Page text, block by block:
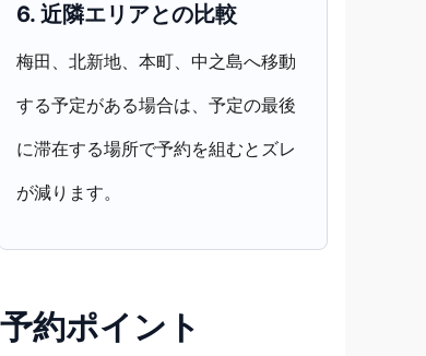
6. 近隣エリアとの比較
梅田、北新地、本町、中之島へ移動
する予定がある場合は、予定の最後
に滞在する場所で予約を組むとズレ
が減ります。
約ポイント